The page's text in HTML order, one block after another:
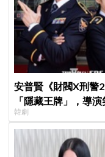
安普賢《財閥X刑警
「隱藏王牌」，導
韓劇